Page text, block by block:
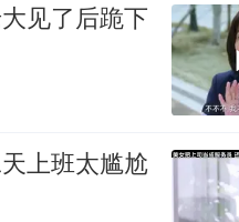
见了后跪下
上班太尴尬